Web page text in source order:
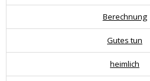
Berechnung
Gutes tun
heimlich